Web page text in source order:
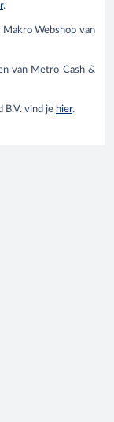
.
Makro Webshop van
van Metro Cash &
B.V. vind je hier.